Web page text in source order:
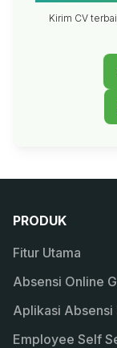
Kirim CV
PRODUK
Fitur Utama
Absensi Online
Aplikasi Absensi
Employee Self